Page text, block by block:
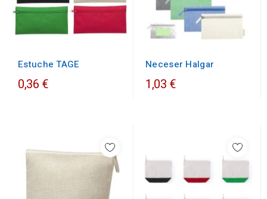
Estuche TAGE
0,36 €
Neceser Halgar
1,03 €